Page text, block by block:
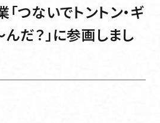
つないでトントン・ギ
だ？」に参画しまし